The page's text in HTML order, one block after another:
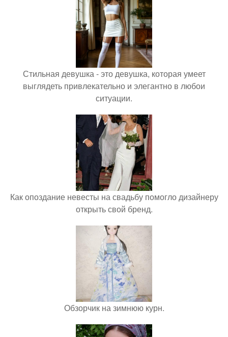
Стильная девушка - это девушка, которая умеет
выглядеть привлекательно и элегантно в любои
ситуации.
Как опоздание невесты на свадьбу помогло дизайнеру
открыть свой бренд.
Обзорчик на зимнюю курн.